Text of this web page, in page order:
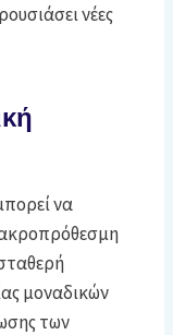
νέες
να
μοναδικών
των